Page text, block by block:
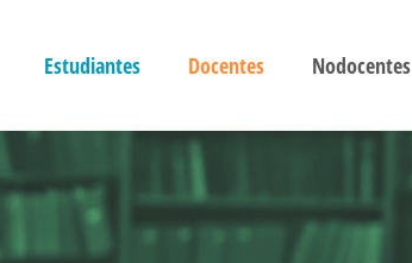
Estudiantes Docentes Nodocentes